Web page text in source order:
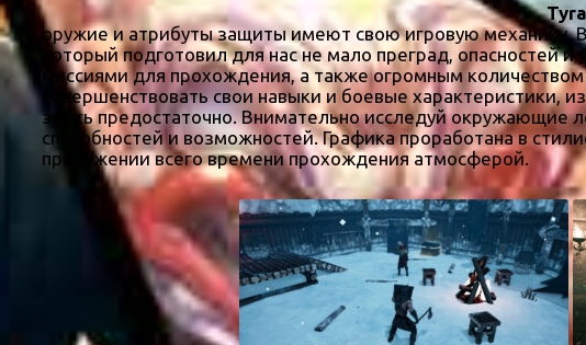
оружие и атрибуты защиты имеют свою игровую механику.
который подготовил для нас не мало преград,
миссиями для прохождения, а также огромным
совершенствовать свои навыки и боевые
здесь предостаточно. Внимательно исследуй
способностей и возможностей. Графика проработана в
протяжении всего времени прохождения атмосферой.